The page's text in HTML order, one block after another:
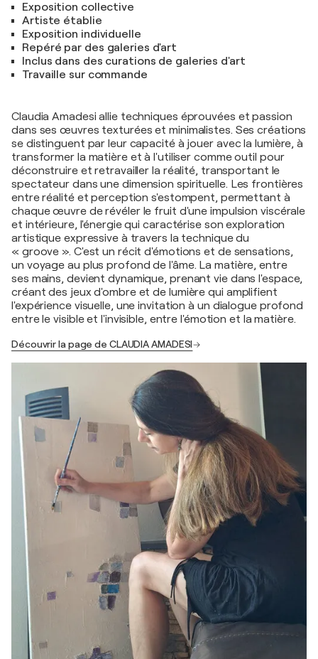
Exposition collective
Artiste établie
Exposition individuelle
Repéré par des galeries d'art
Inclus dans des curations de galeries d'art
Travaille sur commande
Claudia Amadesi allie techniques éprouvées et passion
dans ses œuvres texturées et minimalistes. Ses créations
se distinguent par leur capacité à jouer avec la lumière, à
transformer la matière et à l'utiliser comme outil pour
déconstruire et retravailler la réalité, transportant le
spectateur dans une dimension spirituelle. Les frontières
entre réalité et perception s'estompent, permettant à
chaque œuvre de révéler le fruit d'une impulsion viscérale
et intérieure, l'énergie qui caractérise son exploration
artistique expressive à travers la technique du
« groove ». C'est un récit d'émotions et de sensations,
un voyage au plus profond de l'âme. La matière, entre
ses mains, devient dynamique, prenant vie dans l'espace,
créant des jeux d'ombre et de lumière qui amplifient
l'expérience visuelle, une invitation à un dialogue profond
entre le visible et l'invisible, entre l'émotion et la matière.
Découvrir la page de CLAUDIA AMADESI